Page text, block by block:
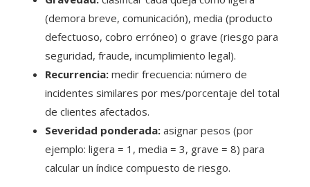
(demora breve, comunicación), media (producto
defectuoso, cobro erróneo) o grave (riesgo para
seguridad, fraude, incumplimiento legal).
Recurrencia: medir frecuencia: número de
incidentes similares por mes/porcentaje del total
de clientes afectados.
Severidad ponderada: asignar pesos (por
ejemplo: ligera = 1, media = 3, grave = 8) para
calcular un índice compuesto de riesgo.